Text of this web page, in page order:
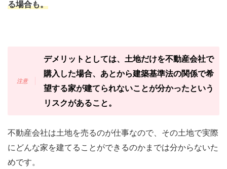
る場合も。
デメリットとしては、土地だけを不動産会社で
購入した場合、あとから建築基準法の関係で希
望する家が建てられないことが分かったという
リスクがあること。
不動産会社は土地を売るのが仕事なので、その土地で実際
にどんな家を建てることができるのかまでは分からないた
めです。